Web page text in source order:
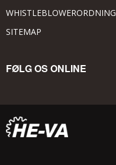
WHISTLEBLOWERORDNING
SITEMAP
FØLG OS ONLINE